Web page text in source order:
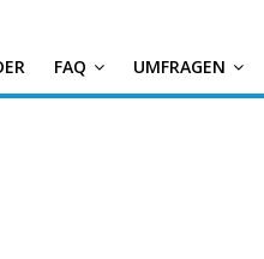
FAQ UMFRAGEN